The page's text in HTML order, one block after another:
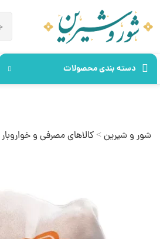
دسته بندی محصولات
شور و شیرین> کالاهای مصرفی و خواروبار